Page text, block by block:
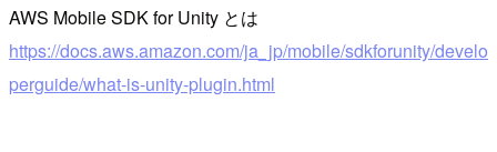
AWS Mobile SDK for Unity とは
https://docs.aws.amazon.com/ja_jp/mobile/sdkforunity/develo
perguide/what-is-unity-plugin.html